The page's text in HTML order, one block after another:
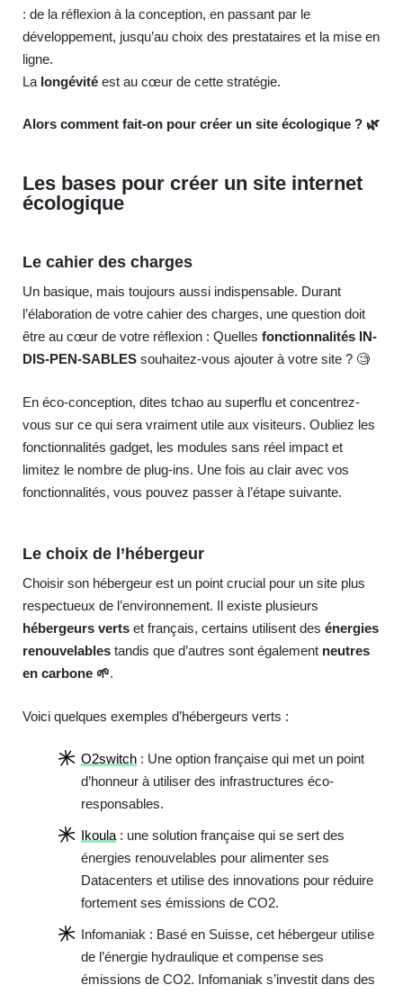
: de la réflexion à la conception, en passant par le
développement, jusqu’au choix des prestataires et la mise en
ligne.
La longévité est au cœur de cette stratégie.
Alors comment fait-on pour créer un site écologique ? 🌿
Les bases pour créer un site internet
écologique
Le cahier des charges
Un basique, mais toujours aussi indispensable. Durant
l’élaboration de votre cahier des charges, une question doit
être au cœur de votre réflexion : Quelles fonctionnalités IN-
DIS-PEN-SABLES souhaitez-vous ajouter à votre site ? 🧐
En éco-conception, dites tchao au superflu et concentrez-
vous sur ce qui sera vraiment utile aux visiteurs. Oubliez les
fonctionnalités gadget, les modules sans réel impact et
limitez le nombre de plug-ins. Une fois au clair avec vos
fonctionnalités, vous pouvez passer à l’étape suivante.
Le choix de l’hébergeur
Choisir son hébergeur est un point crucial pour un site plus
respectueux de l’environnement. Il existe plusieurs
hébergeurs verts et français, certains utilisent des énergies
renouvelables tandis que d’autres sont également neutres
en carbone 🌱.
Voici quelques exemples d’hébergeurs verts :
O2switch : Une option française qui met un point
d’honneur à utiliser des infrastructures éco-
responsables.
Ikoula: une solution française qui se sert des
énergies renouvelables pour alimenter ses
Datacenters et utilise des innovations pour réduire
fortement ses émissions de CO2.
Infomaniak : Basé en Suisse, cet hébergeur utilise
de l’énergie hydraulique et compense ses
émissions de CO2. Infomaniak s’investit dans des